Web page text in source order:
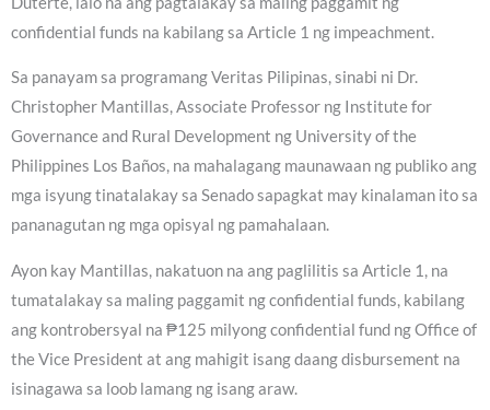
confidential funds na kabilang sa Article 1 ng impeachment.
Sa panayam sa programang Veritas Pilipinas, sinabi ni Dr.
Christopher Mantillas, Associate Professor ng Institute for
Governance and Rural Development ng University of the
Philippines Los Baños, na mahalagang maunawaan ng publiko ang
mga isyung tinatalakay sa Senado sapagkat may kinalaman ito sa
pananagutan ng mga opisyal ng pamahalaan.
Ayon kay Mantillas, nakatuon na ang paglilitis sa Article 1, na
tumatalakay sa maling paggamit ng confidential funds, kabilang
ang kontrobersyal na ₱125 milyong confidential fund ng Office of
the Vice President at ang mahigit isang daang disbursement na
isinagawa sa loob lamang ng isang araw.